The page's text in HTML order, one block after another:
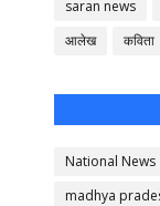
saran news
आलेख
कविता
National News
madhya